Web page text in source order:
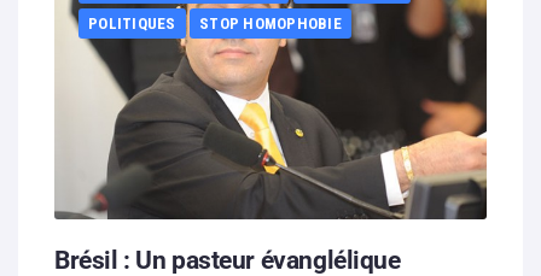
Partenaires
Hébergement solidaire
POLITIQUES
STOP HOMOPHOBIE
Brésil : Un pasteur évanglélique